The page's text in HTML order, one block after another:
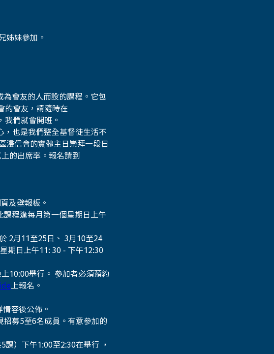
姊妹參加。
為會友的人而設的課程。它包
的會友，請隨時在
我們就會開班。
，也是我們整全基督徒生活不
浸信會的實體主日崇拜一段日
的出席率。報名請到
及壁報板。
課程逢每月第一個星期日上午
2月11至25日、 3月10至24
期日上午11: 30 - 下午12:30
10:00舉行。 參加者必須預約
上報名。
容後公佈。
招募5至6名成員。有意參加的
課）下午1:00至2:30在舉行 ，